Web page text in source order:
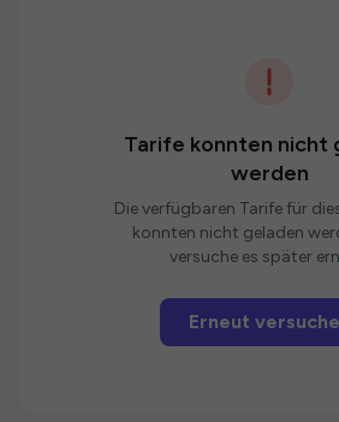
Tarife konnten nicht
werden
Die verfügbaren Tarife für
konnten nicht geladen
versuche es später
Erneut